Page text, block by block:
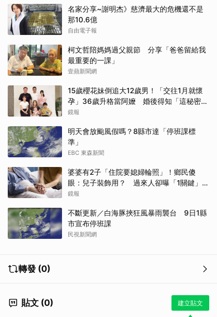
名家分享~謝明杰》慈濟最大的危機還不是
那10.6億
自由電子報
柯文哲陪媽媽過父親節 分享「爸爸留給我
最重要的一課」
壹蘋新聞網
15歲櫻花妹倒追大12歲男！「交往1月就懷
孕」36歲升格當阿嬤 婚後得知「這秘密」
傻眼了
鏡報
明天會放颱風假嗎？8縣市達「停班課標
準」
EBC 東森新聞
婆婆有2子「住院要媳婦輪照」！鄉民傻
眼：兒子裝飾用？ 過來人卻曝「1關鍵」才
做決定
鏡報
不斷更新／白海豚挾狂風暴雨襲台 9日1縣
市宣布停班課
民視新聞網
轉發 (0)
貼文 (0) 建立貼文